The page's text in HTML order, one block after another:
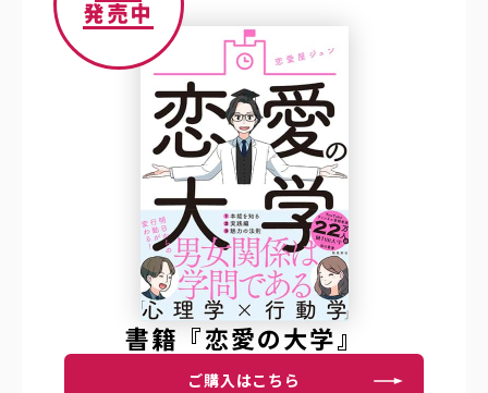
発売中
書籍『恋愛の大学』
ご購入はこちら